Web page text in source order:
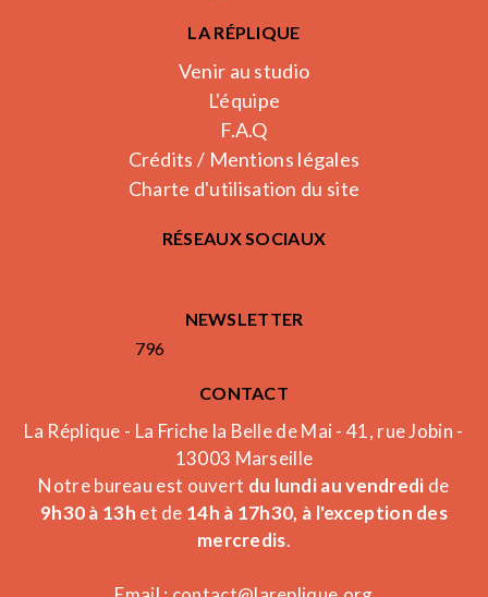
LA RÉPLIQUE
Venir au studio
L'équipe
F.A.Q
Crédits / Mentions légales
Charte d'utilisation du site
RÉSEAUX SOCIAUX
NEWSLETTER
796
CONTACT
La Réplique - La Friche la Belle de Mai - 41, rue Jobin -
13003 Marseille
Notre bureau est ouvert du lundi au vendredi de
9h30 à 13h et de 14h à 17h30, à l'exception des
mercredis.